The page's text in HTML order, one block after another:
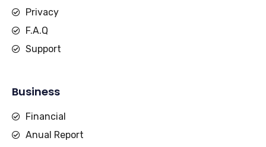
Privacy
F.A.Q
Support
Business
Financial
Anual Report